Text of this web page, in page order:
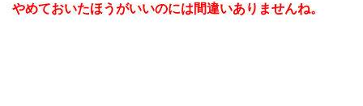
やめておいたほうがいいのには間違いありませんね。